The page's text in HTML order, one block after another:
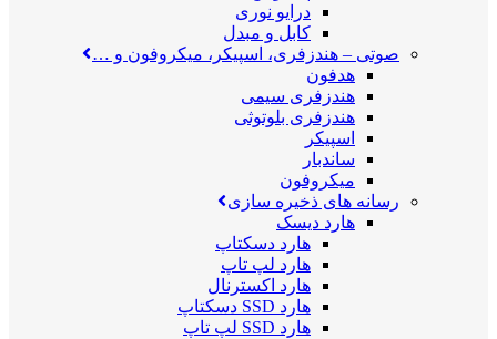
درایو نوری
کابل و مبدل
صوتی – هندزفری، اسپیکر، میکروفون و …
هدفون
هندزفری سیمی
هندزفری بلوتوثی
اسپیکر
ساندبار
میکروفون
رسانه های ذخیره سازی
هارد دیسک
هارد دسکتاپ
هارد لپ تاپ
هارد اکسترنال
هارد SSD دسکتاپ
هارد SSD لپ تاپ